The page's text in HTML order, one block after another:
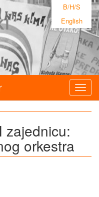
B/H/S
English
zajednicu:
orkestra